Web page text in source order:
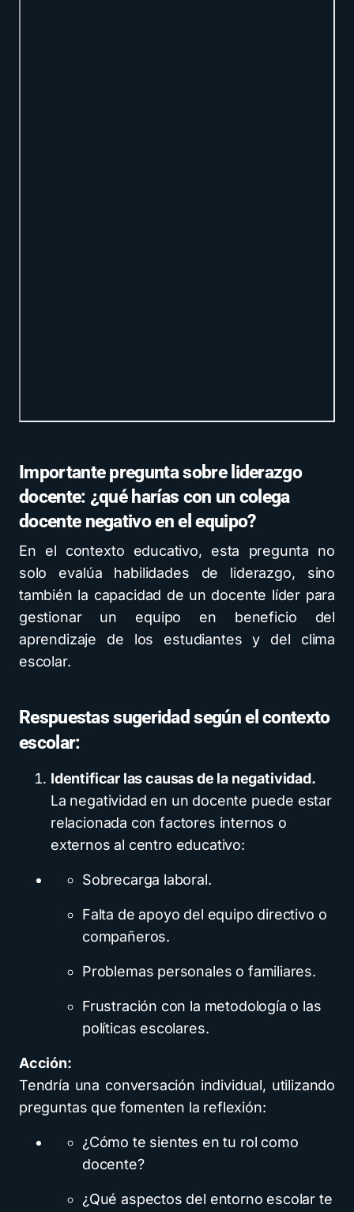
Importante pregunta sobre liderazgo
docente: ¿qué harías con un colega
docente negativo en el equipo?
En el contexto educativo, esta pregunta no
solo evalúa habilidades de liderazgo, sino
también la capacidad de un docente líder para
gestionar un equipo en beneficio del
aprendizaje de los estudiantes y del clima
escolar.
Respuestas sugeridad según el contexto
escolar:
Identificar las causas de la negatividad.
La negatividad en un docente puede estar
relacionada con factores internos o
externos al centro educativo:
Sobrecarga laboral.
Falta de apoyo del equipo directivo o
compañeros.
Problemas personales o familiares.
Frustración con la metodología o las
políticas escolares.
Acción:
Tendría una conversación individual, utilizando
preguntas que fomenten la reflexión:
¿Cómo te sientes en tu rol como
docente?
¿Qué aspectos del entorno escolar te